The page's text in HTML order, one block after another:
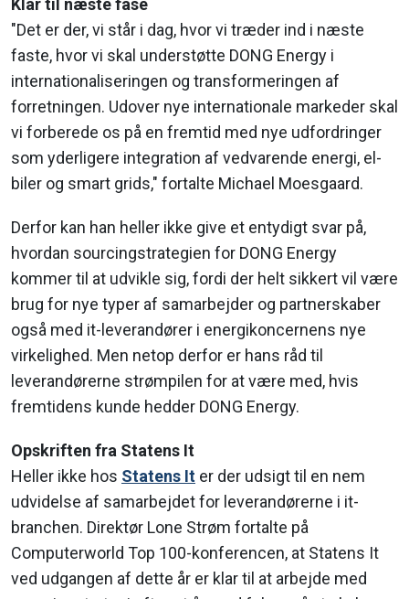
Klar til næste fase
"Det er der, vi står i dag, hvor vi træder ind i næste
faste, hvor vi skal understøtte DONG Energy i
internationaliseringen og transformeringen af
forretningen. Udover nye internationale markeder skal
vi forberede os på en fremtid med nye udfordringer
som yderligere integration af vedvarende energi, el-
biler og smart grids," fortalte Michael Moesgaard.
Derfor kan han heller ikke give et entydigt svar på,
hvordan sourcingstrategien for DONG Energy
kommer til at udvikle sig, fordi der helt sikkert vil være
brug for nye typer af samarbejder og partnerskaber
også med it-leverandører i energikoncernens nye
virkelighed. Men netop derfor er hans råd til
leverandørerne strømpilen for at være med, hvis
fremtidens kunde hedder DONG Energy.
Opskriften fra Statens It
Heller ikke hos Statens It er der udsigt til en nem
udvidelse af samarbejdet for leverandørerne i it-
branchen. Direktør Lone Strøm fortalte på
Computerworld Top 100-konferencen, at Statens It
ved udgangen af dette år er klar til at arbejde med